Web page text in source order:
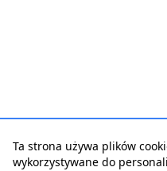
Ta strona używa plików
wykorzystywane do